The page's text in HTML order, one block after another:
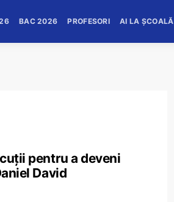
BAC 2026 PROFESORI AI LA ȘCOALĂ
pentru a deveni
David